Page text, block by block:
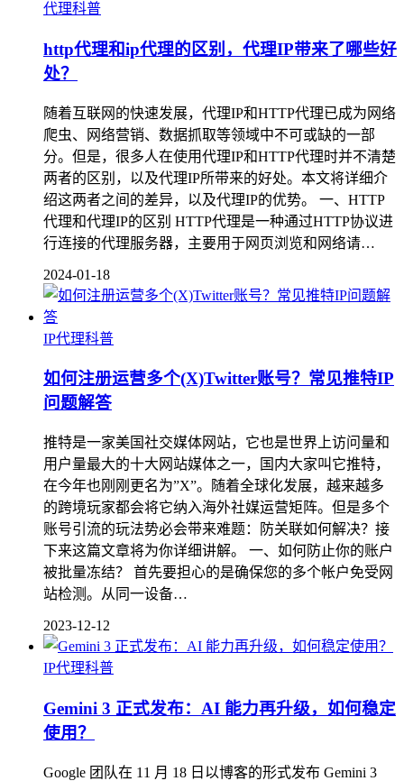
代理科普
http代理和ip代理的区别，代理IP带来了哪些好
处？
随着互联网的快速发展，代理IP和HTTP代理已成为网络
爬虫、网络营销、数据抓取等领域中不可或缺的一部
分。但是，很多人在使用代理IP和HTTP代理时并不清楚
两者的区别，以及代理IP所带来的好处。本文将详细介
绍这两者之间的差异，以及代理IP的优势。 一、HTTP
代理和代理IP的区别 HTTP代理是一种通过HTTP协议进
行连接的代理服务器，主要用于网页浏览和网络请…
2024-01-18
IP代理科普
如何注册运营多个(X)Twitter账号？常见推特IP
问题解答
推特是一家美国社交媒体网站，它也是世界上访问量和
用户量最大的十大网站媒体之一，国内大家叫它推特，
在今年也刚刚更名为”X”。随着全球化发展，越来越多
的跨境玩家都会将它纳入海外社媒运营矩阵。但是多个
账号引流的玩法势必会带来难题：防关联如何解决？接
下来这篇文章将为你详细讲解。 一、如何防止你的账户
被批量冻结？ 首先要担心的是确保您的多个帐户免受网
站检测。从同一设备…
2023-12-12
IP代理科普
Gemini 3 正式发布：AI 能力再升级，如何稳定
使用？
Google 团队在 11 月 18 日以博客的形式发布 Gemini 3